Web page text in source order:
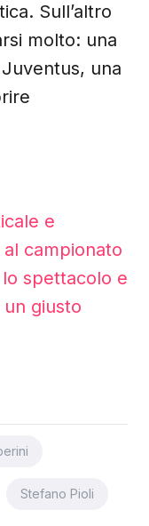
Sull’altro
molto: una
una
e
campionato
spettacolo e
giusto
Stefano Pioli